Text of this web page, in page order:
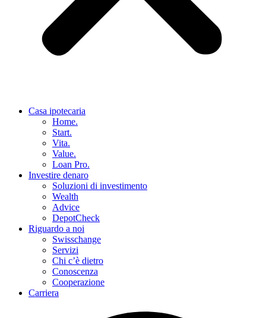
Casa ipotecaria
Home.
Start.
Vita.
Value.
Loan Pro.
Investire denaro
Soluzioni di investimento
Wealth
Advice
DepotCheck
Riguardo a noi
Swisschange
Servizi
Chi c’è dietro
Conoscenza
Cooperazione
Carriera